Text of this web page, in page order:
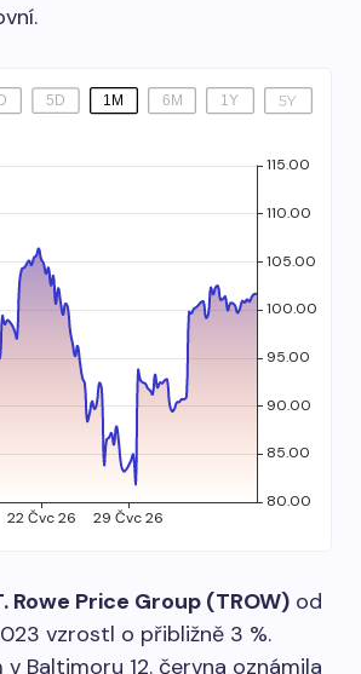
Rowe Price Group (TROW) od
vzrostl o přibližně 3 %.
v Baltimoru 12. června oznámila